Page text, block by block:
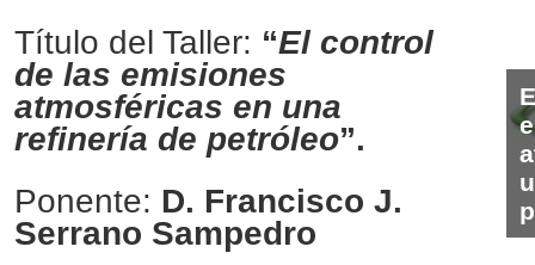
Título del Taller: “El control
de las emisiones
atmosféricas en una
refinería de petróleo”.
Ponente: D. Francisco J.
Serrano Sampedro